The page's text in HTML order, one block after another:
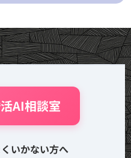
AI相談室
いかない方へ